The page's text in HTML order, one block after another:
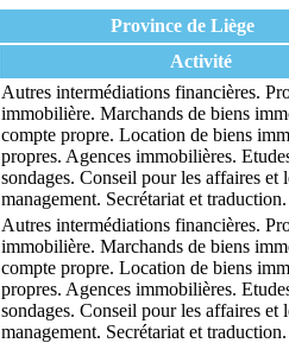
Province de Liège
Activité
Autres intermédiations financières.
immobilière. Marchands de biens
compte propre. Location de biens
propres. Agences immobilières.
sondages. Conseil pour les affaires et
management. Secrétariat et traduction.
Autres intermédiations financières.
immobilière. Marchands de biens
compte propre. Location de biens
propres. Agences immobilières.
sondages. Conseil pour les affaires et
management. Secrétariat et traduction.